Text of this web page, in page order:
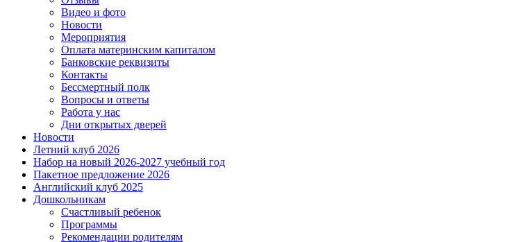
Видео и фото
Новости
Мероприятия
Оплата материнским капиталом
Банковские реквизиты
Контакты
Бессмертный полк
Вопросы и ответы
Работа у нас
Дни открытых дверей
Новости
Летний клуб 2026
Набор на новый 2026-2027 учебный год
Пакетное предложение 2026
Английский клуб 2025
Дошкольникам
Счастливый ребенок
Программы
Рекомендации родителям